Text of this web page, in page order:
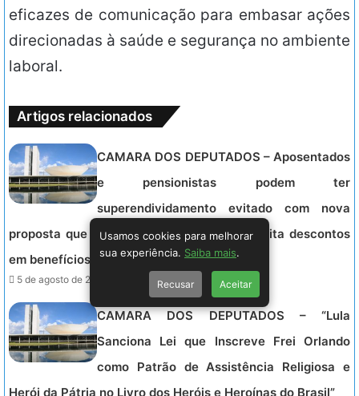
eficazes de comunicação para embasar ações
direcionadas à saúde e segurança no ambiente
laboral.
Artigos relacionados
CAMARA DOS DEPUTADOS – Aposentados
e pensionistas podem ter
superendividamento evitado com nova
proposta que altera regras de crédito e limita descontos
em benefícios do INSS.
5 de agosto de 2026 - 20:06.
CAMARA DOS DEPUTADOS – “Lula
Sanciona Lei que Inscreve Frei Orlando
como Patrão de Assistência Religiosa e
Herói da Pátria no Livro dos Heróis e Heroínas do Brasil”
Usamos cookies para melhorar
sua experiência. Saiba mais.
Recusar Aceitar